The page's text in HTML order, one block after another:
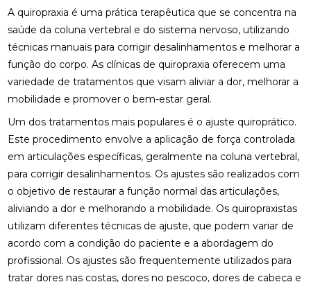
A quiropraxia é uma prática terapêutica que se concentra na
saúde da coluna vertebral e do sistema nervoso, utilizando
técnicas manuais para corrigir desalinhamentos e melhorar a
função do corpo. As clínicas de quiropraxia oferecem uma
variedade de tratamentos que visam aliviar a dor, melhorar a
mobilidade e promover o bem-estar geral.
Um dos tratamentos mais populares é o ajuste quiroprático.
Este procedimento envolve a aplicação de força controlada
em articulações específicas, geralmente na coluna vertebral,
para corrigir desalinhamentos. Os ajustes são realizados com
o objetivo de restaurar a função normal das articulações,
aliviando a dor e melhorando a mobilidade. Os quiropraxistas
utilizam diferentes técnicas de ajuste, que podem variar de
acordo com a condição do paciente e a abordagem do
profissional. Os ajustes são frequentemente utilizados para
tratar dores nas costas, dores no pescoço, dores de cabeça e
RESPIRATÓRIA COM QUALIDADE E SEGURANÇA
DESCUBRA OS BENEFÍCIOS DA ACUPUNTURA RJ
PARA A SUA SAÚDE
DESCUBRA OS BENEFÍCIOS DA ACUPUNTURA RJ
PARA SUA SAÚDE E BEM-ESTAR
DESCUBRA OS BENEFÍCIOS DA CLÍNICA DE
QUIROPRAXIA PARA SUA SAÚDE
DESCUBRA OS BENEFÍCIOS DA OSTEOPATIA
DESCUBRA OS BENEFÍCIOS DA QUIROPRAXIA NA
FISIOTERAPIA
DESCUBRA OS BENEFÍCIOS DE UMA CLÍNICA DE
OSTEOPATIA PARA SUA SAÚDE